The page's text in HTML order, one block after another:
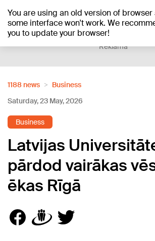
You are using an old version of browser
some interface won't work. We
you to update your browser!
+25°C
Reklāma
1188 news
Business
Saturday, 23 May, 2026
Business
Latvijas
pārdod vairākas
ēkas Rīgā